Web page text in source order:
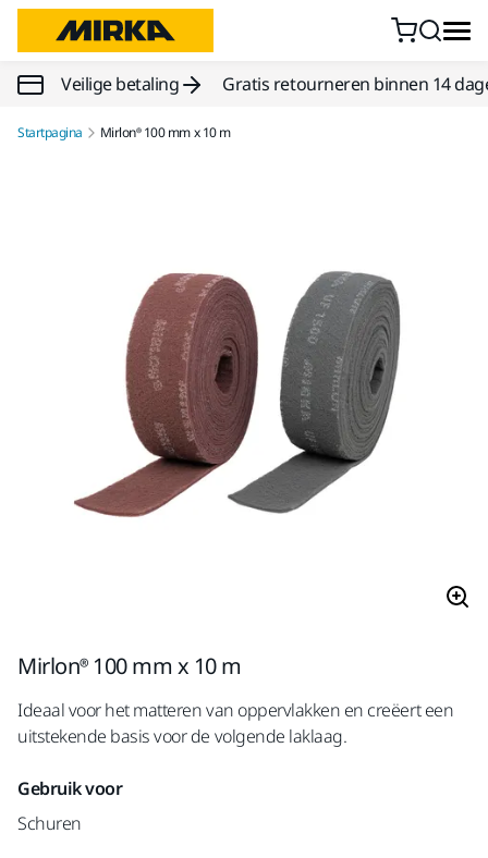
Doorgaan naar inhoud
Veilige betaling Gratis retourneren binnen 14
Startpagina Mirlon® 100 mm x 10 m
Mirlon® 100 mm x 10 m
Ideaal voor het matteren van oppervlakken en creëert een
uitstekende basis voor de volgende laklaag.
Gebruik voor
Schuren